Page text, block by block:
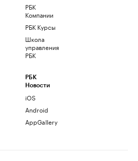
РБК
Компании
РБК Курсы
Школа
управления
РБК
РБК
Новости
iOS
Android
AppGallery